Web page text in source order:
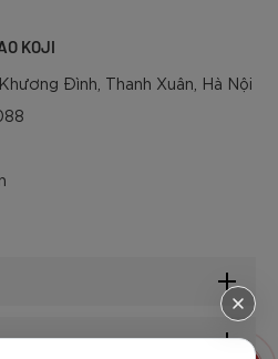
KOJI
Đình, Thanh Xuân, Hà Nội